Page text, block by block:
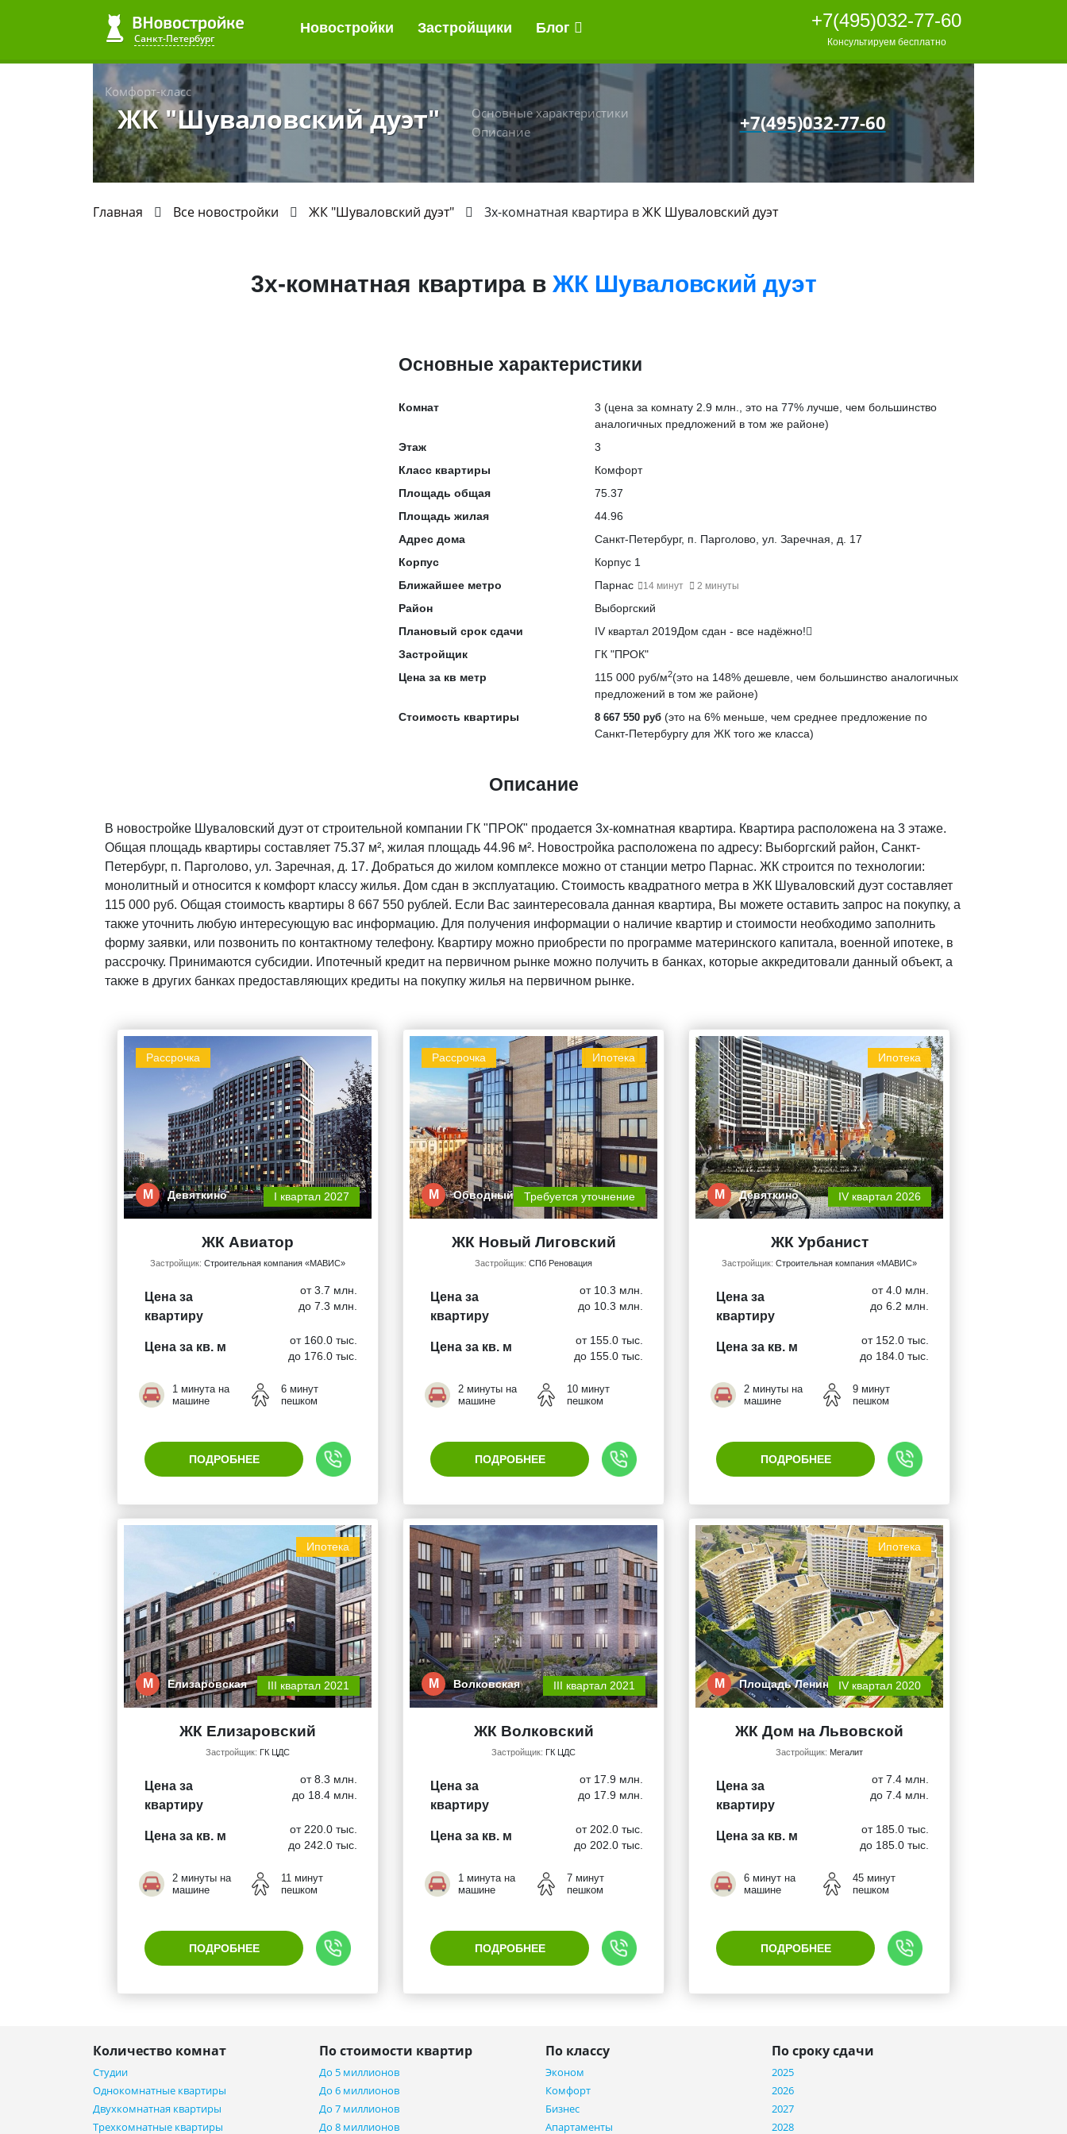
Санкт-Петербург
Новостройки Застройщики Блог +7(495)032-77-60
Консультируем бесплатно
Комфорт-класс
ЖК "Шуваловский дуэт"
Основные характеристики
Описание
+7(495)032-77-60
Главная Все новостройки ЖК "Шуваловский дуэт" 3х-комнатная квартира вЖК Шуваловский дуэт
3х-комнатная квартира в ЖК Шуваловский дуэт
Основные характеристики
Комнат 3 (цена за комнату 2.9 млн., это на 77% лучше, чем большинство
аналогичных предложений в том же районе)
Этаж
3
Класс квартиры
Комфорт
Площадь общая
75.37
Площадь жилая
44.96
Адрес дома
Санкт-Петербург, п. Парголово, ул. Заречная, д. 17
Корпус
Корпус 1
Ближайшее метро
Парнас 14 минут 2 минуты
Район
Выборгский
Плановый срок сдачи
IV квартал 2019Дом сдан - все надёжно!
Застройщик
ГК "ПРОК"
Цена за кв метр
115 000 руб/м2(это на 148% дешевле, чем большинство аналогичных
предложений в том же районе)
Стоимость квартиры
8 667 550 руб (это на 6% меньше, чем среднее предложение по
Санкт-Петербургу для ЖК того же класса)
Описание
В новостройке Шуваловский дуэт от строительной компании ГК "ПРОК" продается 3х-комнатная квартира. Квартира расположена на 3 этаже.
Общая площадь квартиры составляет 75.37 м², жилая площадь 44.96 м². Новостройка расположена по адресу: Выборгский район, Санкт-
Петербург, п. Парголово, ул. Заречная, д. 17. Добраться до жилом комплексе можно от станции метро Парнас. ЖК строится по технологии:
монолитный и относится к комфорт классу жилья. Дом сдан в эксплуатацию. Стоимость квадратного метра в ЖК Шуваловский дуэт составляет
115 000 руб. Общая стоимость квартиры 8 667 550 рублей. Если Вас заинтересовала данная квартира, Вы можете оставить запрос на покупку, а
также уточнить любую интересующую вас информацию. Для получения информации о наличие квартир и стоимости необходимо заполнить
форму заявки, или позвонить по контактному телефону. Квартиру можно приобрести по программе материнского капитала, военной ипотеке, в
рассрочку. Принимаются субсидии. Ипотечный кредит на первичном рынке можно получить в банках, которые аккредитовали данный объект, а
также в других банках предоставляющих кредиты на покупку жилья на первичном рынке.
Рассрочка
М Девяткино I квартал 2027
ЖК Авиатор
Застройщик: Строительная компания «МАВИС»
Цена за
квартиру
от 3.7 млн.
до 7.3 млн.
Цена за кв. м
от 160.0 тыс.
до 176.0 тыс.
1 минута на
машине
6 минут
пешком
ПОДРОБНЕЕ
Ипотека
Рассрочка
М Обводный кана…Требуется уточнение
ЖК Новый Лиговский
Застройщик: СПб Реновация
Цена за
квартиру
от 10.3 млн.
до 10.3 млн.
Цена за кв. м
от 155.0 тыс.
до 155.0 тыс.
2 минуты на
машине
10 минут
пешком
ПОДРОБНЕЕ
Ипотека
М Девяткино IV квартал 2026
ЖК Урбанист
Застройщик: Строительная компания «МАВИС»
Цена за
квартиру
от 4.0 млн.
до 6.2 млн.
Цена за кв. м
от 152.0 тыс.
до 184.0 тыс.
2 минуты на
машине
9 минут
пешком
ПОДРОБНЕЕ
Ипотека
М Елизаровская III квартал 2021
ЖК Елизаровский
Застройщик: ГК ЦДС
Цена за
квартиру
от 8.3 млн.
до 18.4 млн.
Цена за кв. м
от 220.0 тыс.
до 242.0 тыс.
2 минуты на
машине
11 минут
пешком
ПОДРОБНЕЕ
М Волковская III квартал 2021
ЖК Волковский
Застройщик: ГК ЦДС
Цена за
квартиру
от 17.9 млн.
до 17.9 млн.
Цена за кв. м
от 202.0 тыс.
до 202.0 тыс.
1 минута на
машине
7 минут
пешком
ПОДРОБНЕЕ
Ипотека
М Площадь Ленин…IV квартал 2020
ЖК Дом на Львовской
Застройщик: Мегалит
Цена за
квартиру
от 7.4 млн.
до 7.4 млн.
Цена за кв. м
от 185.0 тыс.
до 185.0 тыс.
6 минут на
машине
45 минут
пешком
ПОДРОБНЕЕ
Количество комнат
Студии
Однокомнатные квартиры
Двухкомнатная квартиры
Трехкомнатные квартиры
По стоимости квартир
До 5 миллионов
До 6 миллионов
До 7 миллионов
До 8 миллионов
По классу
Эконом
Комфорт
Бизнес
Апартаменты
По сроку сдачи
2025
2026
2027
2028